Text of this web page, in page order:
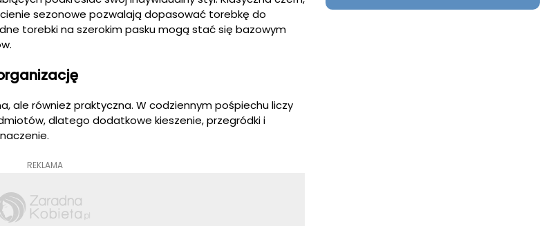
sezonowe pozwalają dopasować torebkę do
torebki na szerokim pasku mogą stać się bazowym
ale również praktyczna. W codziennym pośpiechu liczy
dlatego dodatkowe kieszenie, przegródki i
REKLAMA